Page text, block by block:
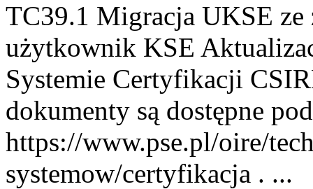
TC39.1 Migracja UKSE
użytkownik KSE
Systemie Certyfikacji
dokumenty są dostępne
https://www.pse.pl/oire/
systemow/certyfikacja . ...